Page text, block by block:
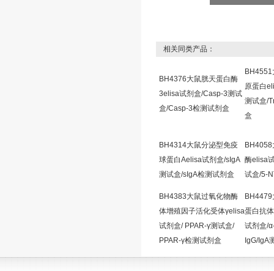
相关同类产品：
BH4376大鼠胱天蛋白酶
3elisa试剂盒/Casp-3测试
盒/Casp-3检测试剂盒
原蛋白
测试盒/
盒
BH4314大鼠分泌型免疫
球蛋白Aelisa试剂盒/sIgA
测试盒/sIgA检测试剂盒
酶elisa
试盒/5-
BH4383大鼠过氧化物酶
体增殖因子活化受体γelisa
试剂盒/ PPAR-γ测试盒/
PPAR-γ检测试剂盒
蛋白抗
试剂盒/
IgG/IgA